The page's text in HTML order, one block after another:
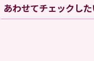
あわせてチェックし